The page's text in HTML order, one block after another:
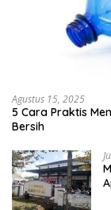
Agustus 15, 2025
5 Cara Praktis
Bersih